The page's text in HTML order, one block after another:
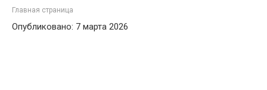
Главная страница
Опубликовано: 7 марта 2026